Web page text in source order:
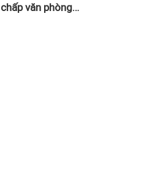
chấp văn phòng